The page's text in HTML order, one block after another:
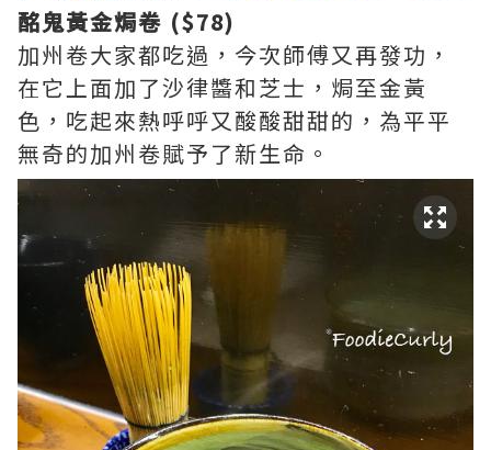
酩鬼黃金焗卷 ($78)
加州卷大家都吃過，今次師傅又再發功，
在它上面加了沙律醬和芝士，焗至金黃
色，吃起來熱呼呼又酸酸甜甜的，為平平
無奇的加州卷賦予了新生命。